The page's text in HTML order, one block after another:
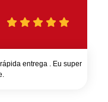
entrega . Eu super